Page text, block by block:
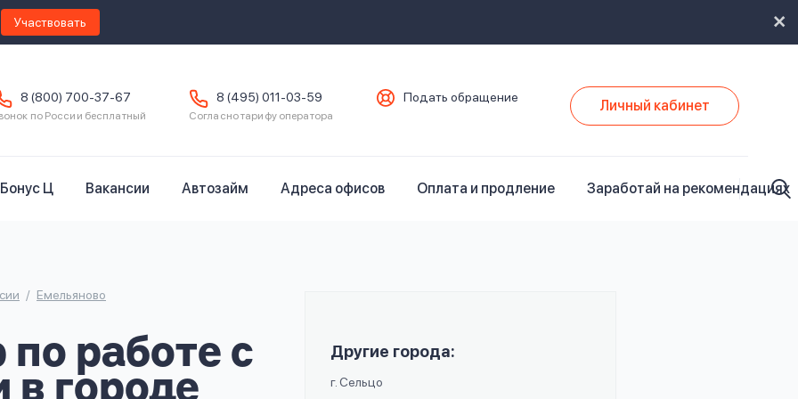
Участвовать
8 (800) 700-37-67
по России бесплатный
8 (495) 011-03-59
Согласно тарифу оператора
Подать обращение Личный кабинет
Бонус Ц Вакансии Автозайм Адреса офисов Оплата и продление Заработай на рекомендациях
Емельяново
работе с
в городе
Другие города:
г. Сельцо